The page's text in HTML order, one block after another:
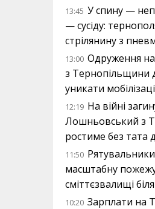
13:45 У спину —
— сусіду:
стрілянину з
13:00 Одруження
з Тернопільщини
уникати
12:19 На війні
Лошньовський з
ростиме без тата
11:50
масштабну
сміттєзвалищі
10:20 Зарплати на